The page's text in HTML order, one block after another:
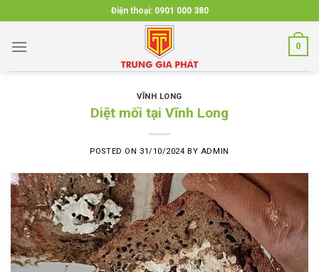
to
content
Điện thoại: 0901 000 380
0
VĨNH LONG
Diệt mối tại Vĩnh Long
POSTED ON 31/10/2024 BY ADMIN